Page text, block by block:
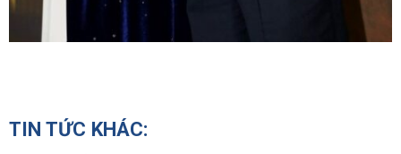
TIN TỨC KHÁC: